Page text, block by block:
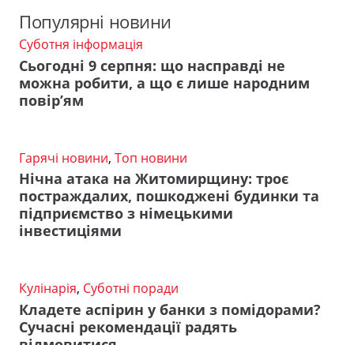
Популярні новини
Суботня інформація
Сьогодні 9 серпня: що насправді не
можна робити, а що є лише народним
повір’ям
Гарячі новини, Топ новини
Нічна атака на Житомирщину: троє
постраждалих, пошкоджені будинки та
підприємство з німецькими
інвестиціями
Кулінарія, Суботні поради
Кладете аспірин у банки з помідорами?
Сучасні рекомендації радять